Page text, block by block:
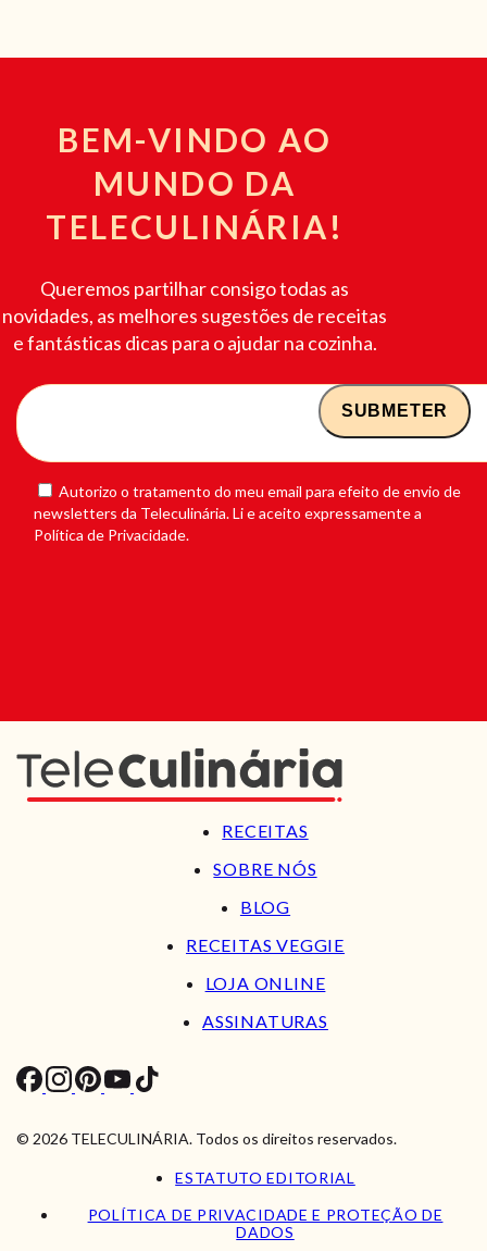
BEM-VINDO AO
MUNDO DA
TELECULINÁRIA!
Queremos partilhar consigo todas as
novidades, as melhores sugestões de receitas
e fantásticas dicas para o ajudar na cozinha.
Autorizo o tratamento do meu email para efeito de envio de
newsletters da Teleculinária. Li e aceito expressamente a
Política de Privacidade.
RECEITAS
SOBRE NÓS
BLOG
RECEITAS VEGGIE
LOJA ONLINE
ASSINATURAS
© 2026 TELECULINÁRIA. Todos os direitos reservados.
ESTATUTO EDITORIAL
POLÍTICA DE PRIVACIDADE E PROTEÇÃO DE
DADOS